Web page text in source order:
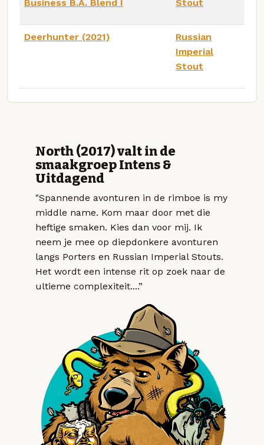
Business B.A. Blend I
Stout
Deerhunter (2021)
Russian
Imperial
Stout
North (2017) valt in de
smaakgroep Intens &
Uitdagend
"Spannende avonturen in de rimboe is my
middle name. Kom maar door met die
heftige smaken. Kies dan voor mij. Ik
neem je mee op diepdonkere avonturen
langs Porters en Russian Imperial Stouts.
Het wordt een intense rit op zoek naar de
ultieme complexiteit....”